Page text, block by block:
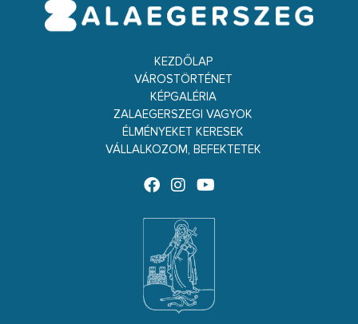
KEZDŐLAP
VÁROSTÖRTÉNET
KÉPGALÉRIA
ZALAEGERSZEGI VAGYOK
ÉLMÉNYEKET KERESEK
VÁLLALKOZOM, BEFEKTETEK